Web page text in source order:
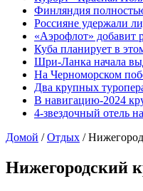
Финляндия
Россияне удержали
«Аэрофлот» добавит
Куба планирует в
Шри-Ланка начала
На Черноморском
Два крупных
В навигацию-2024
4-звездочный отель
Домой / Отдых /
Нижегородский